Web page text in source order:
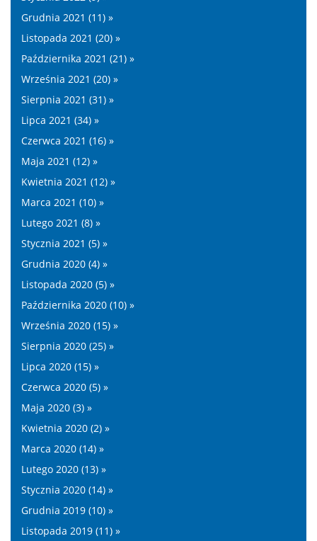
Grudnia 2021 (11) »
Listopada 2021 (20) »
Października 2021 (21) »
Września 2021 (20) »
Sierpnia 2021 (31) »
Lipca 2021 (34) »
Czerwca 2021 (16) »
Maja 2021 (12) »
Kwietnia 2021 (12) »
Marca 2021 (10) »
Lutego 2021 (8) »
Stycznia 2021 (5) »
Grudnia 2020 (4) »
Listopada 2020 (5) »
Października 2020 (10) »
Września 2020 (15) »
Sierpnia 2020 (25) »
Lipca 2020 (15) »
Czerwca 2020 (5) »
Maja 2020 (3) »
Kwietnia 2020 (2) »
Marca 2020 (14) »
Lutego 2020 (13) »
Stycznia 2020 (14) »
Grudnia 2019 (10) »
Listopada 2019 (11) »